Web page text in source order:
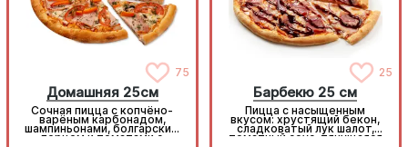
75
Домашняя 25см
Сочная пицца с копчёно-
варёным карбонадом,
шампиньонами, болгарским
перцем и томатами с
25
Барбекю 25 см
Пицца с насыщенным
вкусом: хрустящий бекон,
сладковатый лук шалот,
томатный соус, тянущаяся